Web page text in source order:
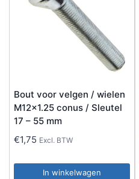
Bout voor velgen / wielen
M12x1.25 conus / Sleutel
17 – 55 mm
€1,75 Excl. BTW
In winkelwagen